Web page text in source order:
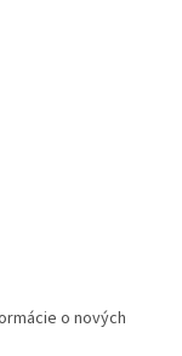
o nových